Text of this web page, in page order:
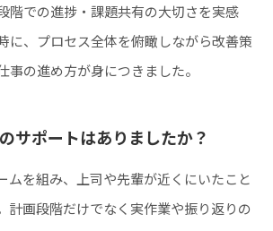
階での進捗・課題共有の大切さを実感
に、プロセス全体を俯瞰しながら改善策
事の進め方が身につきました。
サポートはありましたか？
ムを組み、上司や先輩が近くにいたこと
計画段階だけでなく実作業や振り返りの